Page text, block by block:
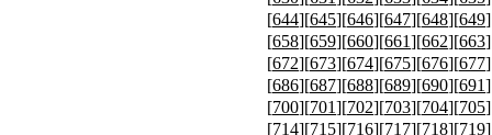
[644][645][646][647][648][649
[658][659][660][661][662][663
[672][673][674][675][676][677
[686][687][688][689][690][691
[700][701][702][703][704][705
[714][715][716][717][718][719